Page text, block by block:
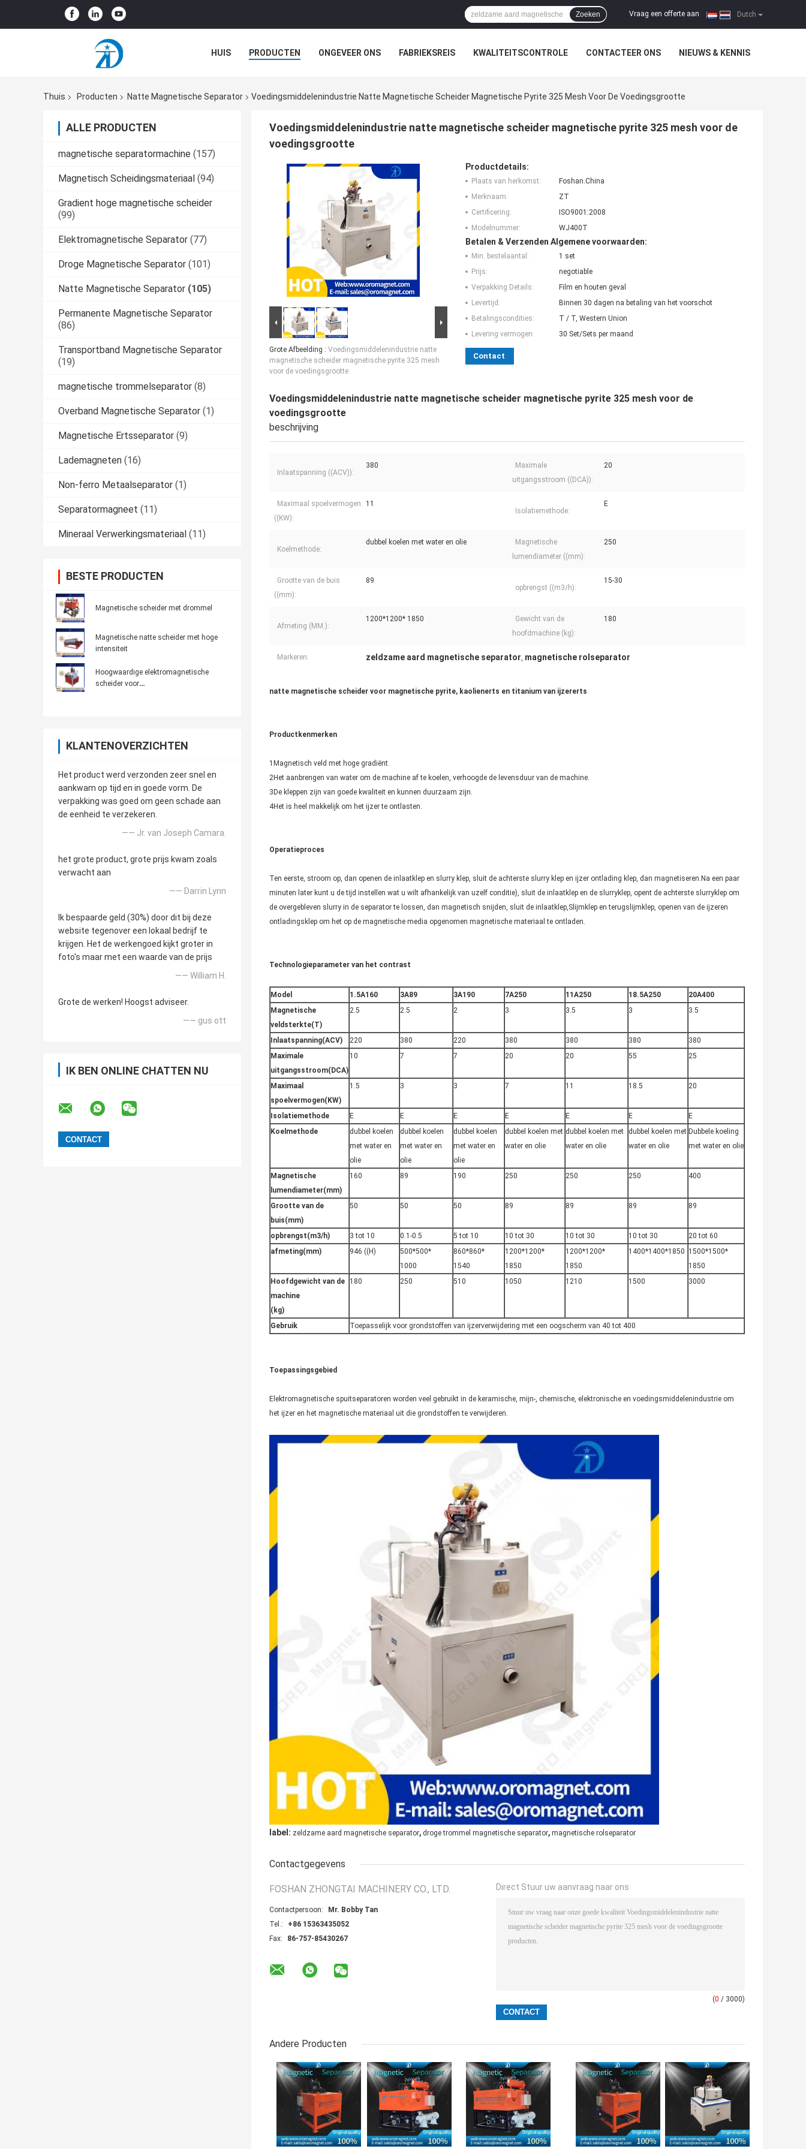
Dutch
Vraag een offerte aan
Zoeken
HUIS PRODUCTEN ONGEVEER ONS FABRIEKSREIS KWALITEITSCONTROLE CONTACTEER ONS NIEUWS & KENNIS
Thuis
Producten Natte Magnetische Separator Voedingsmiddelenindustrie Natte Magnetische Scheider Magnetische Pyrite 325 Mesh Voor De Voedingsgrootte
ALLE PRODUCTEN
magnetische separatormachine (157)
Magnetisch Scheidingsmateriaal (94)
Gradient hoge magnetische scheider
(99)
Elektromagnetische Separator (77)
Droge Magnetische Separator (101)
Natte Magnetische Separator (105)
Permanente Magnetische Separator
(86)
Transportband Magnetische Separator
(19)
magnetische trommelseparator (8)
Overband Magnetische Separator (1)
Magnetische Ertsseparator (9)
Lademagneten (16)
Non-ferro Metaalseparator (1)
Separatormagneet (11)
Mineraal Verwerkingsmateriaal (11)
BESTE PRODUCTEN
Magnetische scheider met drommel
Magnetische natte scheider met hoge
intensiteit
Hoogwaardige elektromagnetische
scheider voor
KLANTENOVERZICHTEN
Het product werd verzonden zeer snel en
aankwam op tijd en in goede vorm. De
verpakking was goed om geen schade aan
de eenheid te verzekeren.
—— Jr. van Joseph Camara.
het grote product, grote prijs kwam zoals
verwacht aan
—— Darrin Lynn
Ik bespaarde geld (30%) door dit bij deze
website tegenover een lokaal bedrijf te
krijgen. Het de werkengoed kijkt groter in
foto's maar met een waarde van de prijs
—— William H.
Grote de werken! Hoogst adviseer.
—— gus ott
IK BEN ONLINE CHATTEN NU
Voedingsmiddelenindustrie natte magnetische scheider magnetische pyrite 325 mesh voor de
voedingsgrootte
Grote Afbeelding : Voedingsmiddelenindustrie natte
magnetische scheider magnetische pyrite 325 mesh
voor de voedingsgrootte
Productdetails:
Plaats van herkomst:
Foshan.China
Merknaam:
ZT
Certificering:
ISO9001:2008
Modelnummer:
WJ400T
Betalen & Verzenden Algemene voorwaarden:
Min. bestelaantal:
1 set
Prijs:
negotiable
Verpakking Details:
Film en houten geval
Levertijd:
Binnen 30 dagen na betaling van het voorschot
Betalingscondities:
T / T, Western Union
Levering vermogen:
30 Set/Sets per maand
Contact
Voedingsmiddelenindustrie natte magnetische scheider magnetische pyrite 325 mesh voor de
voedingsgrootte
beschrijving
Inlaatspanning ((ACV)):
380
Maximale
uitgangsstroom ((DCA)):
20
Maximaal spoelvermogen
((KW):
11
Isolatiemethode:
E
Koelmethode:
dubbel koelen met water en olie
Magnetische
lumendiameter ((mm):
250
Grootte van de buis
((mm):
89
opbrengst ((m3/h):
15-30
Afmeting (MM.):
1200*1200* 1850
Gewicht van de
hoofdmachine (kg):
180
Markeren: zeldzame aard magnetische separator, magnetische rolseparator
natte magnetische scheider voor magnetische pyrite, kaolienerts en titanium van ijzererts
Productkenmerken
1Magnetisch veld met hoge gradiënt.
2Het aanbrengen van water om de machine af te koelen, verhoogde de levensduur van de machine.
3De kleppen zijn van goede kwaliteit en kunnen duurzaam zijn.
4Het is heel makkelijk om het ijzer te ontlasten.
Operatieproces
Ten eerste, stroom op, dan openen de inlaatklep en slurry klep, sluit de achterste slurry klep en ijzer ontlading klep, dan magnetiseren.Na een paar
minuten later kunt u de tijd instellen wat u wilt afhankelijk van uzelf conditie), sluit de inlaatklep en de slurryklep, opent de achterste slurryklep om
de overgebleven slurry in de separator te lossen, dan magnetisch snijden, sluit de inlaatklep,Slijmklep en terugslijmklep, openen van de ijzeren
ontladingsklep om het op de magnetische media opgenomen magnetische materiaal te ontladen.
Technologieparameter van het contrast
Model 1.5A160 3A89 3A190 7A250 11A250 18.5A250
20A400
Magnetische
veldsterkte(T)
2.5 2.5 2 3 3.5 3 3.5
Inlaatspanning(ACV) 220 380 220 380 380 380
380
Maximale
uitgangsstroom(DCA)
10 7 7 20 20 55 25
Maximaal
spoelvermogen(KW)
1.5 3 3 7 11 18.5 20
Isolatiemethode E E E E E E
E
Koelmethode
dubbel koelen
met water en
olie
dubbel koelen
met water en
olie
dubbel koelen
met water en
olie
dubbel koelen met
water en olie
dubbel koelen met
water en olie
dubbel koelen met
water en olie
Dubbele koeling
met water en olie
Magnetische
lumendiameter(mm)
160 89 190 250 250 250 400
Grootte van de
buis(mm)
50 50 50 89 89 89 89
opbrengst(m3/h) 3 tot 10 0.1-0.5 5 tot 10 10 tot 30 10 tot 30 10 tot 30
20 tot 60
afmeting(mm) 946 ((H)
500*500*
1000
860*860*
1540
1200*1200*
1850
1200*1200*
1850
1400*1400*1850 1500*1500*
1850
Hoofdgewicht van de
machine
(kg)
180 250 510 1050 1210 1500 3000
Gebruik Toepasselijk voor grondstoffen van ijzerverwijdering met een oogscherm van 40 tot 400
Toepassingsgebied
Elektromagnetische spuitseparatoren worden veel gebruikt in de keramische, mijn-, chemische, elektronische en voedingsmiddelenindustrie om
het ijzer en het magnetische materiaal uit die grondstoffen te verwijderen.
label: zeldzame aard magnetische separator, droge trommel magnetische separator, magnetische rolseparator
Contactgegevens
FOSHAN ZHONGTAI MACHINERY CO., LTD.
Contactpersoon:
Mr. Bobby Tan
Tel.:
+86 15363435052
Fax:
86-757-85430267
Direct Stuur uw aanvraag naar ons
(0 / 3000)
Andere Producten